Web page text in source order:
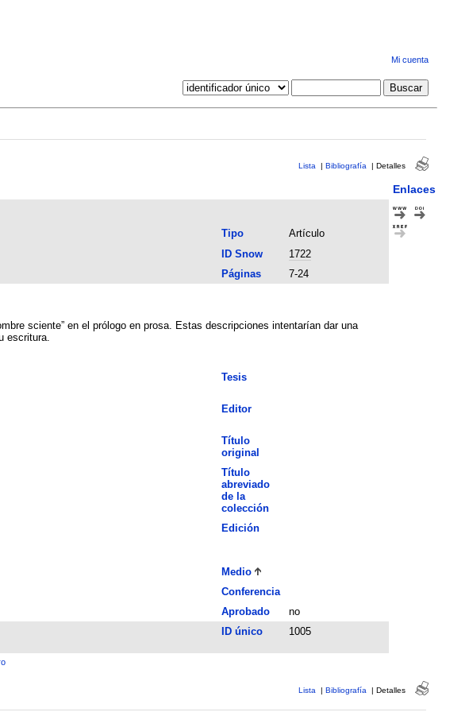
Mi cuenta
Lista | Bibliografía | Detalles
Enlaces
Tipo
Artículo
ID Snow
1722
Páginas
7-24
sciente” en el prólogo en prosa. Estas descripciones intentarían dar una
escritura.
Tesis
Editor
Título
original
Título
abreviado
de la
colección
Edición
Medio
Conferencia
Aprobado
no
ID único 1005
Lista | Bibliografía | Detalles